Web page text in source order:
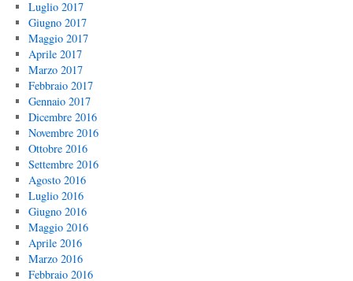
Luglio 2017
Giugno 2017
Maggio 2017
Aprile 2017
Marzo 2017
Febbraio 2017
Gennaio 2017
Dicembre 2016
Novembre 2016
Ottobre 2016
Settembre 2016
Agosto 2016
Luglio 2016
Giugno 2016
Maggio 2016
Aprile 2016
Marzo 2016
Febbraio 2016